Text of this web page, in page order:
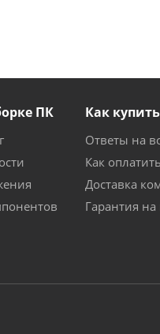
ПК Как
Ответы на
Как
Доставка
Гарантия